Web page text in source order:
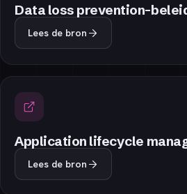
Data loss prevention-
Lees de bron
Application lifecycle
Lees de bron